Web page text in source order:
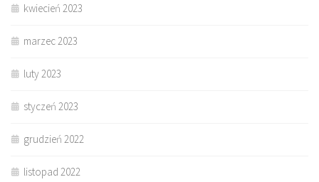
kwiecień 2023
marzec 2023
luty 2023
styczeń 2023
grudzień 2022
listopad 2022